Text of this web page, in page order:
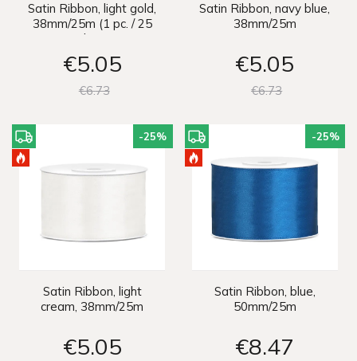
Satin Ribbon, light gold,
38mm/25m (1 pc. / 25
lm)
€5 05
€673
Satin Ribbon, navy blue,
38mm/25m
€5 05
€673
-25%
Satin Ribbon, light
cream, 38mm/25m
€5 05
-25%
Satin Ribbon, blue,
50mm/25m
€8 47